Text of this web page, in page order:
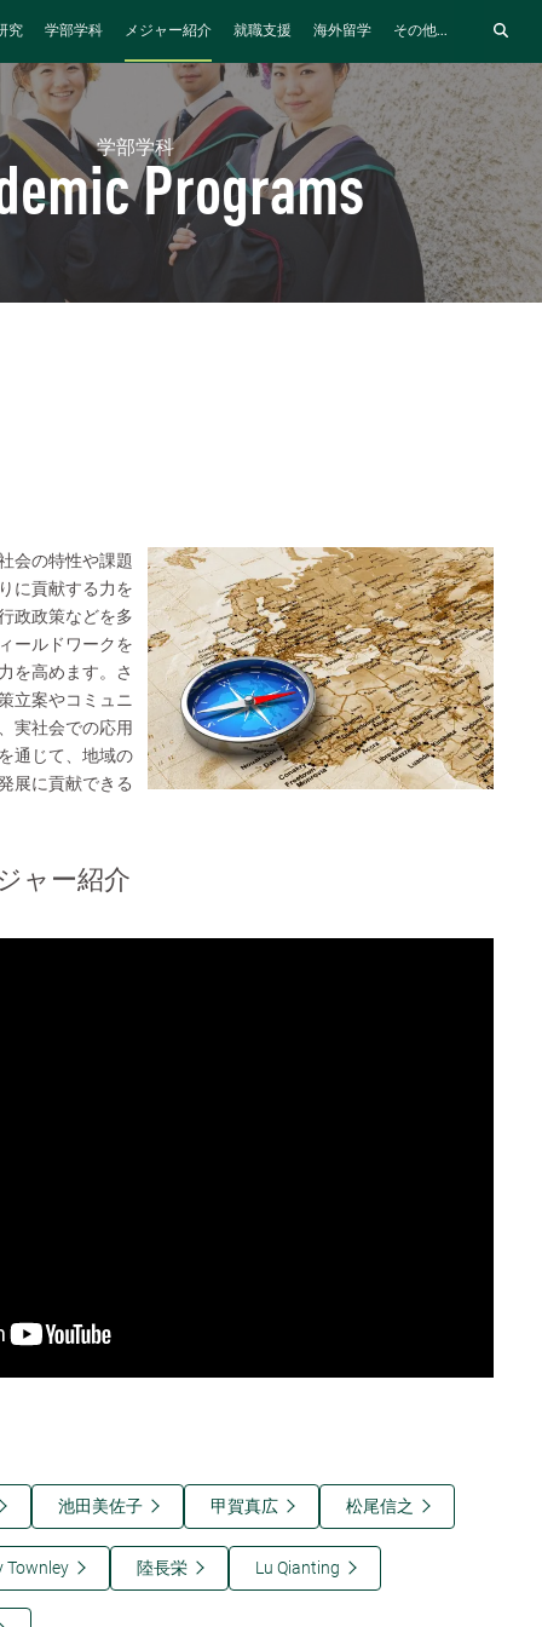
究 学部学科 メジャー紹介 就職支援 海外留学 その他...
学部学科
Programs
会の特性や課題
に貢献する力を
政政策などを多
ールドワークを
を高めます。さ
立案やコミュニ
実社会での応用
通じて、地域の
展に貢献できる
ャー紹介
池田美佐子 甲賀真広 松尾信之
Townley 陸長栄 Lu Qianting